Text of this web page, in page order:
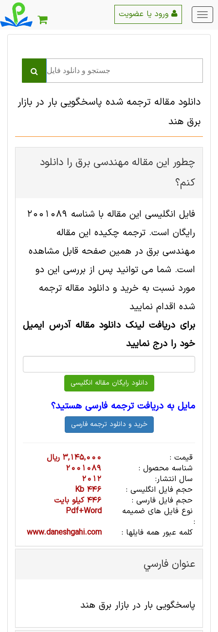
منو
اصلی
دانلود مقاله ترجمه شده پاسخگویی بار در بازار
برق هند
چطور این مقاله مهندسی برق را دانلود
کنم؟
فایل انگلیسی این مقاله با شناسه 2001089
رایگان است. ترجمه چکیده این مقاله
مهندسی برق در همین صفحه قابل مشاهده
است. شما می توانید پس از بررسی این دو
مورد نسبت به خرید و دانلود مقاله ترجمه
شده اقدام نمایید
برای دریافت لینک دانلود مقاله آدرس ایمیل
خود را درج نمایید
مایل به دریافت ترجمه فارسی هستید؟
قیمت :
3,145,000 ریال
شناسه محصول :
2001089
سال انتشار:
2012
حجم فایل انگلیسی :
446 Kb
حجم فایل فارسی :
446 کیلو بایت
نوع فایل های ضمیمه
:
Pdf+Word
کلمه عبور همه فایلها :
www.daneshgahi.com
عنوان فارسي
پاسخگویی بار در بازار برق هند